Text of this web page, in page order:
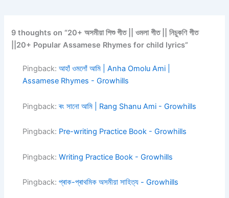
9 thoughts on “20+ অসমীয়া শিশু গীত || ওমলা গীত || নিচুকণি গীত
||20+ Popular Assamese Rhymes for child lyrics”
Pingback:আহাঁ ওমলোঁ আমি | Anha Omolu Ami |
Assamese Rhymes - Growhills
Pingback:ৰং সানো আমি | Rang Shanu Ami - Growhills
Pingback: Pre-writing Practice Book - Growhills
Pingback:Writing Practice Book - Growhills
Pingback:প্ৰাক-প্ৰাথমিক অসমীয়া সাহিত্য - Growhills